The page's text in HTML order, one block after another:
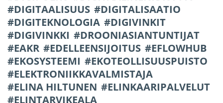
DIGITAALISUUS
DIGITALISAATIO
DIGITEKNOLOGIA
DIGIVINKIT
DIGIVINKKI
DROONIASIANTUNTIJAT
EAKR
EDELLEENSIJOITUS
EFLOWHUB
EKOSYSTEEMI
EKOTEOLLISUUSPUISTO
ELEKTRONIIKKAVALMISTAJA
ELINA HILTUNEN
ELINKAARIPALVELUT
ELINTARVIKEALA